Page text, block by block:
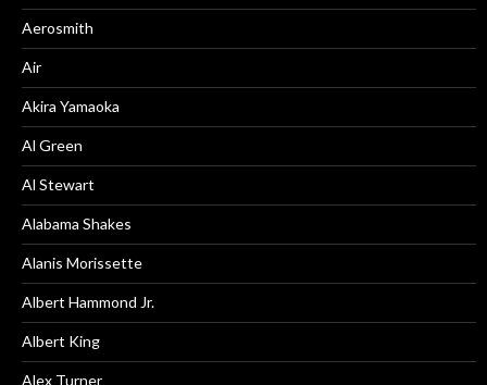
Aerosmith
Air
Akira Yamaoka
Al Green
Al Stewart
Alabama Shakes
Alanis Morissette
Albert Hammond Jr.
Albert King
Alex Turner